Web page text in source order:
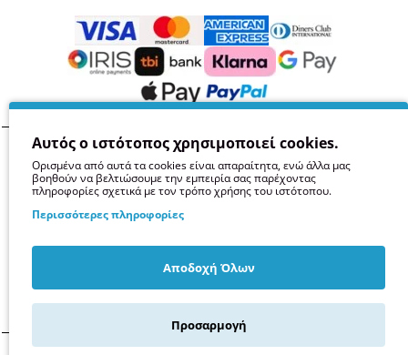
ΌροιΑπόρρητοΑσφάλειαGDPR Cookies
© 2014 -2026Kollises.gr -
Αυτός ο ιστότοπος χρησιμοποιεί cookies.
Ορισμένα από αυτά τα cookies είναι απαραίτητα, ενώ άλλα μας
βοηθούν να βελτιώσουμε την εμπειρία σας παρέχοντας
πληροφορίες σχετικά με τον τρόπο χρήσης του ιστότοπου.
Περισσότερες πληροφορίες
Αποδοχή Όλων
Προσαρμογή